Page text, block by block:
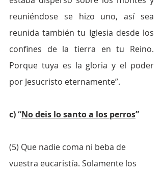
reuniéndose se hizo uno, así sea
reunida también tu Iglesia desde los
confines de la tierra en tu Reino.
Porque tuya es la gloria y el poder
por Jesucristo eternamente”.
c) “No deis lo santo a los perros”
(5) Que nadie coma ni beba de
vuestra eucaristía. Solamente los